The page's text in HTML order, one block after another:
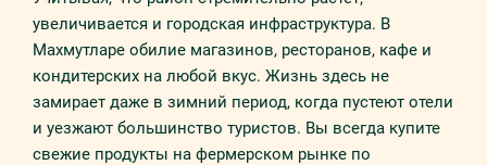
увеличивается и городская инфраструктура. В
Махмутларе обилие магазинов, ресторанов, кафе и
кондитерских на любой вкус. Жизнь здесь не
замирает даже в зимний период, когда пустеют отели
и уезжают большинство туристов. Вы всегда купите
свежие продукты на фермерском рынке по